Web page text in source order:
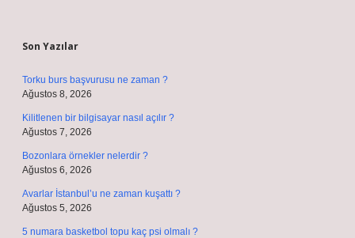
Son Yazılar
Torku burs başvurusu ne zaman ?
Ağustos 8, 2026
Kilitlenen bir bilgisayar nasıl açılır ?
Ağustos 7, 2026
Bozonlara örnekler nelerdir ?
Ağustos 6, 2026
Avarlar İstanbul’u ne zaman kuşattı ?
Ağustos 5, 2026
5 numara basketbol topu kaç psi olmalı ?